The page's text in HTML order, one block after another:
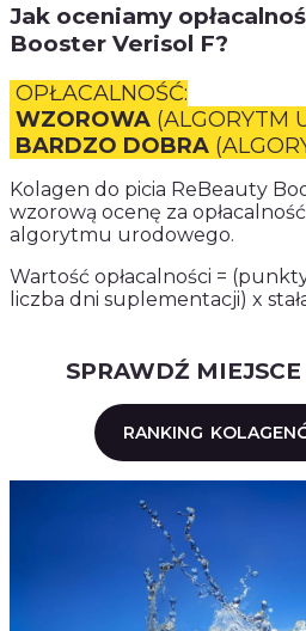
Jak oceniamy
Booster Verisol F?
OPŁACALNOŚĆ:
WZOROWA (ALGORYTM
BARDZO DOBRA
Kolagen do picia ReBeauty
wzorową ocenę za
algorytmu urodowego.
Wartość opłacalności =
liczba dni suplementacji) x
SPRAWDŹ
RANKING